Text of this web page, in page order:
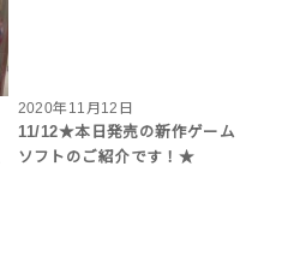
2020年11月12日
11/12★本日発売の新作ゲーム
ソフトのご紹介です！★